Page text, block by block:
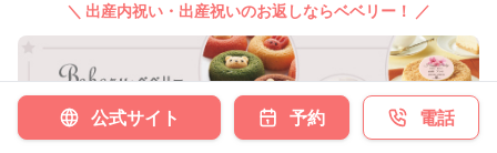
＼ 出産内祝い・出産祝いのお返しならベベリー！ ／
公式サイト 予約 電話